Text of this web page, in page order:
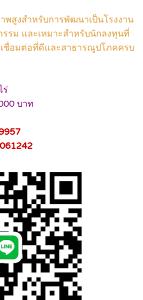
สูงสำหรับการพัฒนาเป็นโรงงาน
รม และเหมาะสำหรับนักลงทุนที่
ชื่อมต่อที่ดีและสาธารณูปโภคครบ
ร่
บาท